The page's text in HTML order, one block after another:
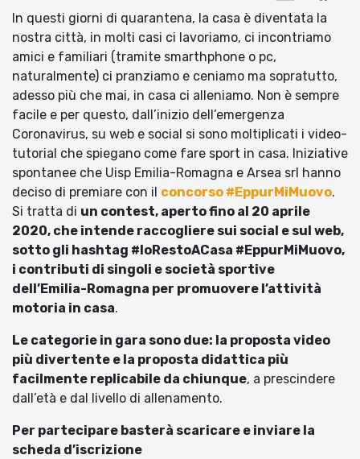
In questi giorni di quarantena, la casa è diventata la
nostra città, in molti casi ci lavoriamo, ci incontriamo
amici e familiari (tramite smarthphone o pc,
naturalmente) ci pranziamo e ceniamo ma sopratutto,
adesso più che mai, in casa ci alleniamo. Non è sempre
facile e per questo, dall’inizio dell’emergenza
Coronavirus, su web e social si sono moltiplicati i video-
tutorial che spiegano come fare sport in casa. Iniziative
spontanee che Uisp Emilia-Romagna e Arsea srl hanno
deciso di premiare con il concorso #EppurMiMuovo.
Si tratta di un contest, aperto fino al 20 aprile
2020, che intende raccogliere sui social e sul web,
sotto gli hashtag #IoRestoACasa #EppurMiMuovo,
i contributi di singoli e società sportive
dell’Emilia-Romagna per promuovere l’attività
motoria in casa.
Le categorie in gara sono due: la proposta video
più divertente e la proposta didattica più
facilmente replicabile da chiunque, a prescindere
dall’età e dal livello di allenamento.
Per partecipare basterà scaricare e inviare la
scheda d’iscrizione